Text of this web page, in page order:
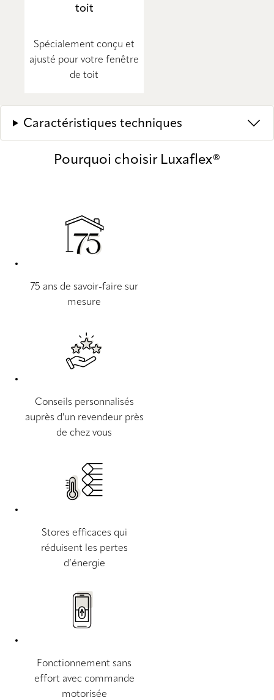
toit
Spécialement conçu et
ajusté pour votre fenêtre
de toit
Caractéristiques techniques
Pourquoi choisir Luxaflex®
75 ans de savoir-faire sur
mesure
Conseils personnalisés
auprès d'un revendeur près
de chez vous
Stores efficaces qui
réduisent les pertes
d’énergie
Fonctionnement sans
effort avec commande
motorisée